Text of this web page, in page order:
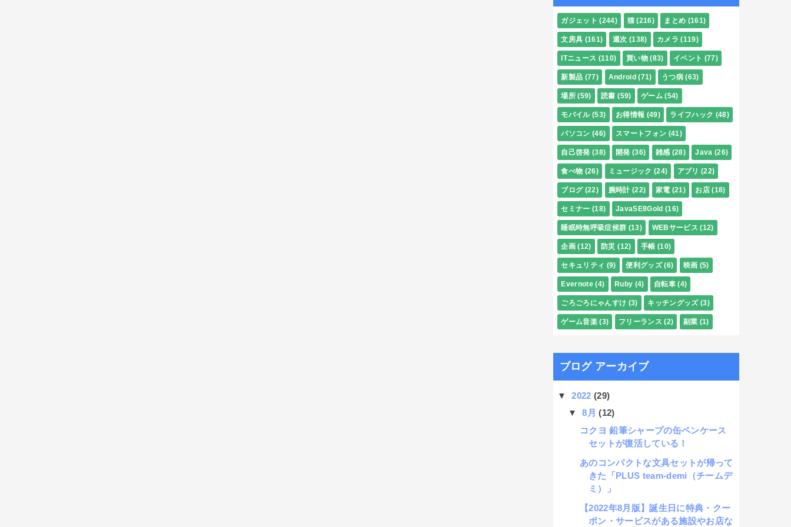
ガジェット (244) 猫 (216) まとめ (161)
文房具 (161) 週次 (138) カメラ (119)
ITニュース (110) 買い物 (83) イベント (77)
新製品 (77) Android (71) うつ病 (63)
場所 (59) 読書 (59) ゲーム (54)
モバイル (53) お得情報 (49) ライフハック (48)
パソコン (46) スマートフォン (41)
自己啓発 (38) 開発 (36) 雑感 (28) Java (26)
食べ物 (26) ミュージック (24) アプリ (22)
ブログ (22) 腕時計 (22) 家電 (21) お店 (18)
セミナー (18) JavaSE8Gold (16)
睡眠時無呼吸症候群 (13) WEBサービス (12)
企画 (12) 防災 (12) 手帳 (10)
セキュリティ (9) 便利グッズ (6) 映画 (5)
Evernote (4) Ruby (4) 自転車 (4)
ごろごろにゃんすけ (3) キッチングッズ (3)
ゲーム音楽 (3) フリーランス (2) 副業 (1)
ブログ アーカイブ
▼2022(29)
▼8月(12)
コクヨ 鉛筆シャープの缶ペンケース
セットが復活している！
あのコンパクトな文具セットが帰って
きた「PLUS team-demi（チームデ
ミ）」
【2022年8月版】誕生日に特典・クー
ポン・サービスがある施設やお店な